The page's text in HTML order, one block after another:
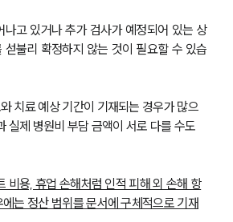
나고 있거나 추가 검사가 예정되어 있는 상
섣불리 확정하지 않는 것이 필요할 수 있습
치료 예상 기간이 기재되는 경우가 많으
실제 병원비 부담 금액이 서로 다를 수도
비용, 휴업 손해처럼 인적 피해 외 손해 항
는 정산 범위를 문서에 구체적으로 기재